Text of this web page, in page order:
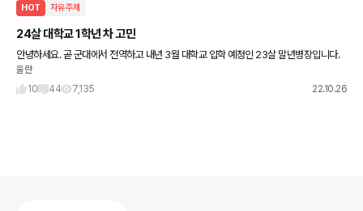
HOT 자유주제
24살 대학교 1학년 차 고민
안녕하세요. 곧 군대에서 전역하고 내년 3월 대학교 입학 예정인 23살 말년병장입니다.
늦은 나이에 다행인지 모르겠지만 의과대학에 입학할 예정입니다. 합격은 작년에 했는데
군인이라 1년 유예가 되더
울란
10
44 7,135 22.10.26